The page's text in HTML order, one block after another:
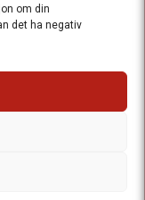
om din
det ha negativ
Wiik |
0110 Oslo.